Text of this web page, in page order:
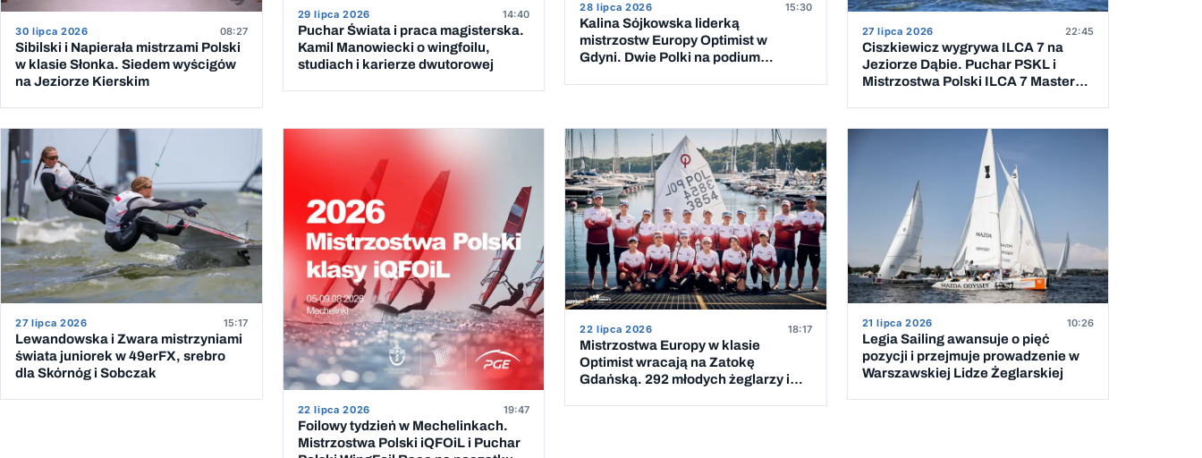
30 lipca 2026 08:27
Sibilski i Napierała mistrzami Polski
w klasie Słonka. Siedem wyścigów
na Jeziorze Kierskim
29 lipca 2026 14:40
Puchar Świata i praca magisterska.
Kamil Manowiecki o wingfoilu,
studiach i karierze dwutorowej
28 lipca 2026 15:30
Kalina Sójkowska liderką
mistrzostw Europy Optimist w
Gdyni. Dwie Polki na podium
27 lipca 2026 22:45
Ciszkiewicz wygrywa ILCA 7 na
Jeziorze Dąbie. Puchar PSKL i
Mistrzostwa Polski ILCA 7 Masters
27 lipca 2026 15:17
Lewandowska i Zwara mistrzyniami
świata juniorek w 49erFX, srebro
dla Skórnóg i Sobczak
22 lipca 2026 19:47
Foilowy tydzień w Mechelinkach.
Mistrzostwa Polski iQFOiL i Puchar
22 lipca 2026 18:17
Mistrzostwa Europy w klasie
Optimist wracają na Zatokę
Gdańską. 292 młodych żeglarzy i
21 lipca 2026 10:26
Legia Sailing awansuje o pięć
pozycji i przejmuje prowadzenie w
Warszawskiej Lidze Żeglarskiej